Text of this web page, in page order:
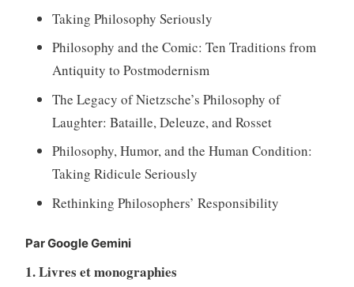
Taking Philosophy Seriously
Philosophy and the Comic: Ten Traditions from
Antiquity to Postmodernism
The Legacy of Nietzsche’s Philosophy of
Laughter: Bataille, Deleuze, and Rosset
Philosophy, Humor, and the Human Condition:
Taking Ridicule Seriously
Rethinking Philosophers’ Responsibility
Par Google Gemini
1. Livres et monographies